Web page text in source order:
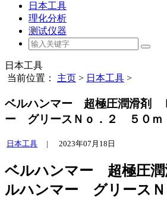
日本工具
理化分析
测试仪器
日本工具
当前位置： 主页 > 日本工具 >
ベルハンマー 超極圧潤滑剤
ー グリースＮｏ．２ ５０
日本工具 | 2023年07月18日
ベルハンマー 超極圧
ルハンマー グリース